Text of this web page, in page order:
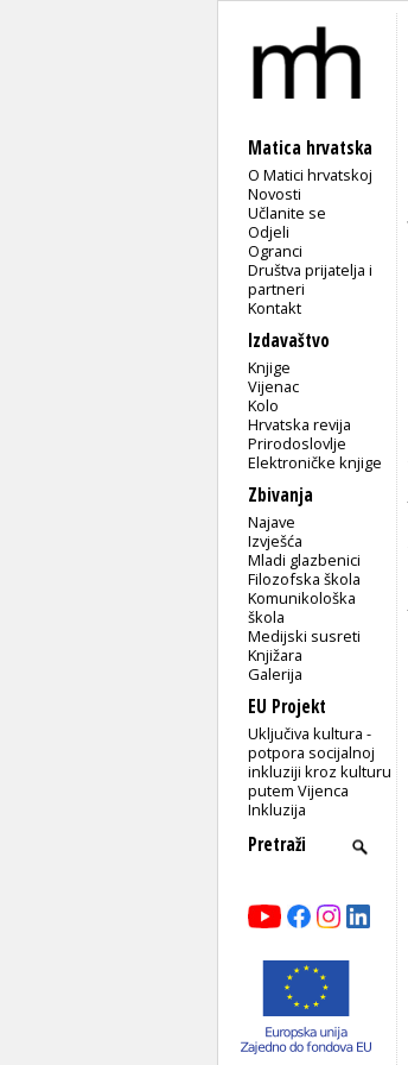
Matica hrvatska
O Matici hrvatskoj
Novosti
Učlanite se
Odjeli
Ogranci
Društva prijatelja i
partneri
Kontakt
Izdavaštvo
Knjige
Vijenac
Kolo
Hrvatska revija
Prirodoslovlje
Elektroničke knjige
Zbivanja
Najave
Izvješća
Mladi glazbenici
Filozofska škola
Komunikološka
škola
Medijski susreti
Knjižara
Galerija
EU Projekt
Uključiva kultura -
potpora socijalnoj
inkluziji kroz kulturu
putem Vijenca
Inkluzija